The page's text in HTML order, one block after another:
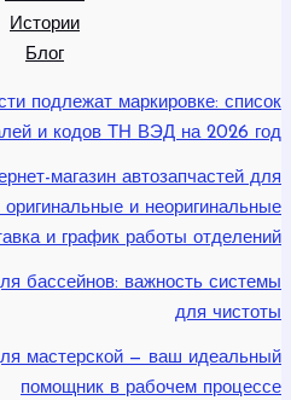
Истории
Блог
подлежат маркировке: список
и кодов ТН ВЭД на 2026 год
магазин автозапчастей для
и неоригинальные
и график работы отделений
бассейнов: важность системы
для чистоты
мастерской — ваш идеальный
помощник в рабочем процессе